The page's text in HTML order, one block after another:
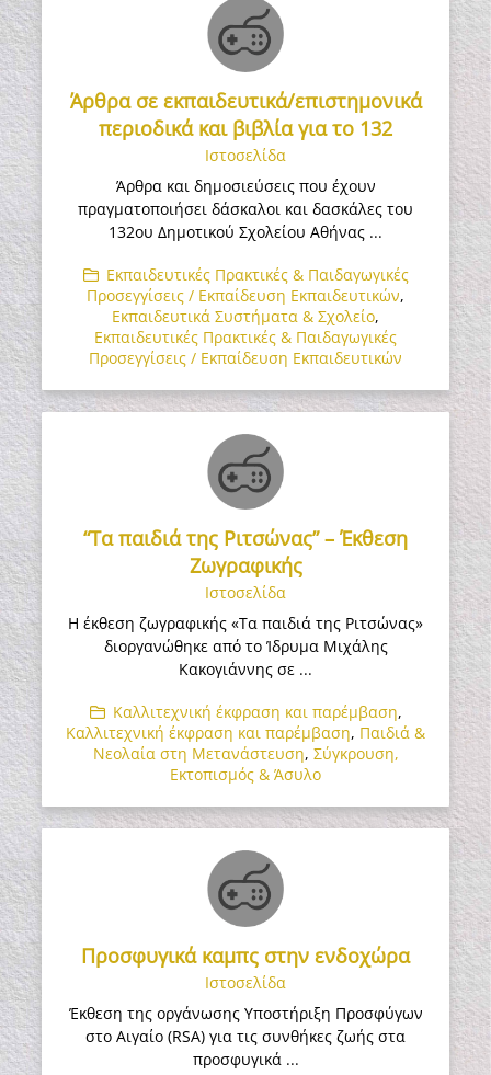
Άρθρα σε εκπαιδευτικά/επιστημονικά
περιοδικά και βιβλία για το 132
Ιστοσελίδα
Άρθρα και δημοσιεύσεις που έχουν
πραγματοποιήσει δάσκαλοι και δασκάλες του
132ου Δημοτικού Σχολείου Αθήνας ...
Εκπαιδευτικές Πρακτικές & Παιδαγωγικές
Προσεγγίσεις / Εκπαίδευση Εκπαιδευτικών,
Εκπαιδευτικά Συστήματα & Σχολείο,
Εκπαιδευτικές Πρακτικές & Παιδαγωγικές
Προσεγγίσεις / Εκπαίδευση Εκπαιδευτικών
“Τα παιδιά της Ριτσώνας” – Έκθεση
Ζωγραφικής
Ιστοσελίδα
Η έκθεση ζωγραφικής «Τα παιδιά της Ριτσώνας»
διοργανώθηκε από το Ίδρυμα Μιχάλης
Κακογιάννης σε ...
Καλλιτεχνική έκφραση και παρέμβαση,
Καλλιτεχνική έκφραση και παρέμβαση, Παιδιά &
Νεολαία στη Μετανάστευση, Σύγκρουση,
Εκτοπισμός & Άσυλο
Προσφυγικά καμπς στην ενδοχώρα
Ιστοσελίδα
Έκθεση της οργάνωσης Υποστήριξη Προσφύγων
στο Αιγαίο (RSA) για τις συνθήκες ζωής στα
προσφυγικά ...